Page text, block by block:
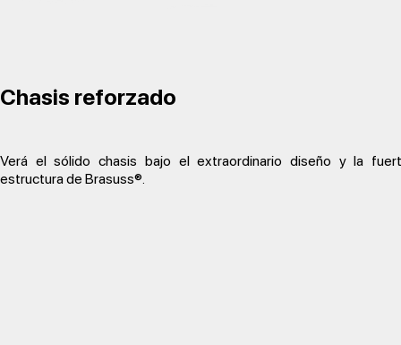
Chasis reforzado
Verá el sólido chasis bajo el extraordinario diseño y la
estructura de Brasuss®.